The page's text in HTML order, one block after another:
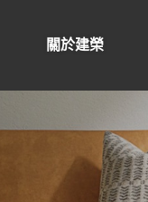
關於建榮